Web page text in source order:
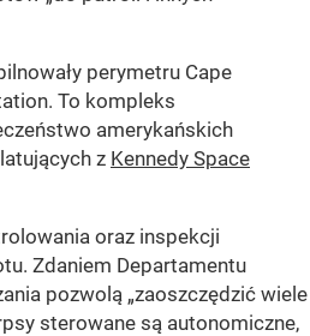
perymetru Cape
To kompleks
amerykańskich
z Kennedy Space
oraz inspekcji
Zdaniem Departamentu
pozwolą „zaoszczędzić wiele
sterowane są autonomiczne,